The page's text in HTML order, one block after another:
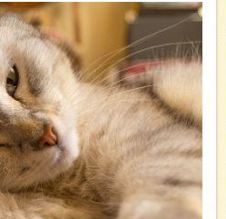
ロ鳴く驚きの
当？